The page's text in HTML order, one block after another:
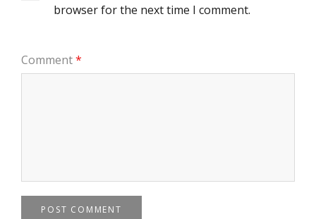
browser for the next time I comment.
Comment*
POST COMMENT